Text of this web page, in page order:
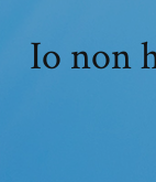
Io non